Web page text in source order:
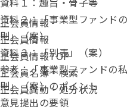
正会員情報
正会員情報
正会員情報TOP
正会員名簿・検索
正会員異動・処分状況
資料２：「事業型ファンド
則」（案）
資料３：「別表」（案）
参考：「事業型ファンドの
則」（案）のポイント
意見提出の要領